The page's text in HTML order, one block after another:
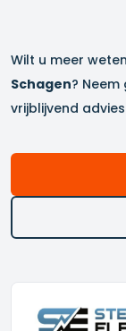
Wilt u meer
Schagen?
vrijblijvend